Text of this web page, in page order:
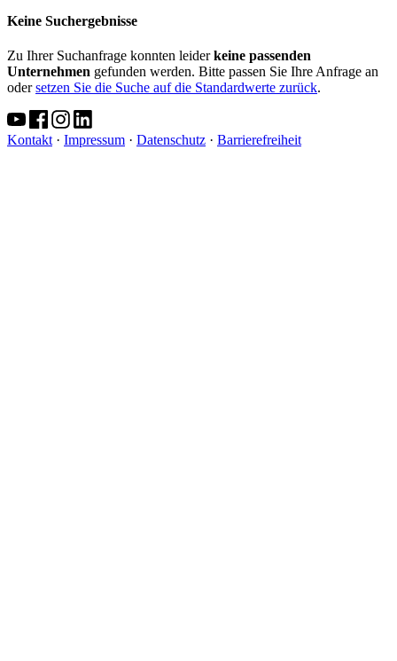
Keine Suchergebnisse
Zu Ihrer Suchanfrage konnten leiderkeine passenden
Unternehmen gefunden werden. Bitte passen Sie Ihre Anfrage an
odersetzen Sie die Suche auf die Standardwerte zurück.
Kontakt · Impressum · Datenschutz · Barrierefreiheit